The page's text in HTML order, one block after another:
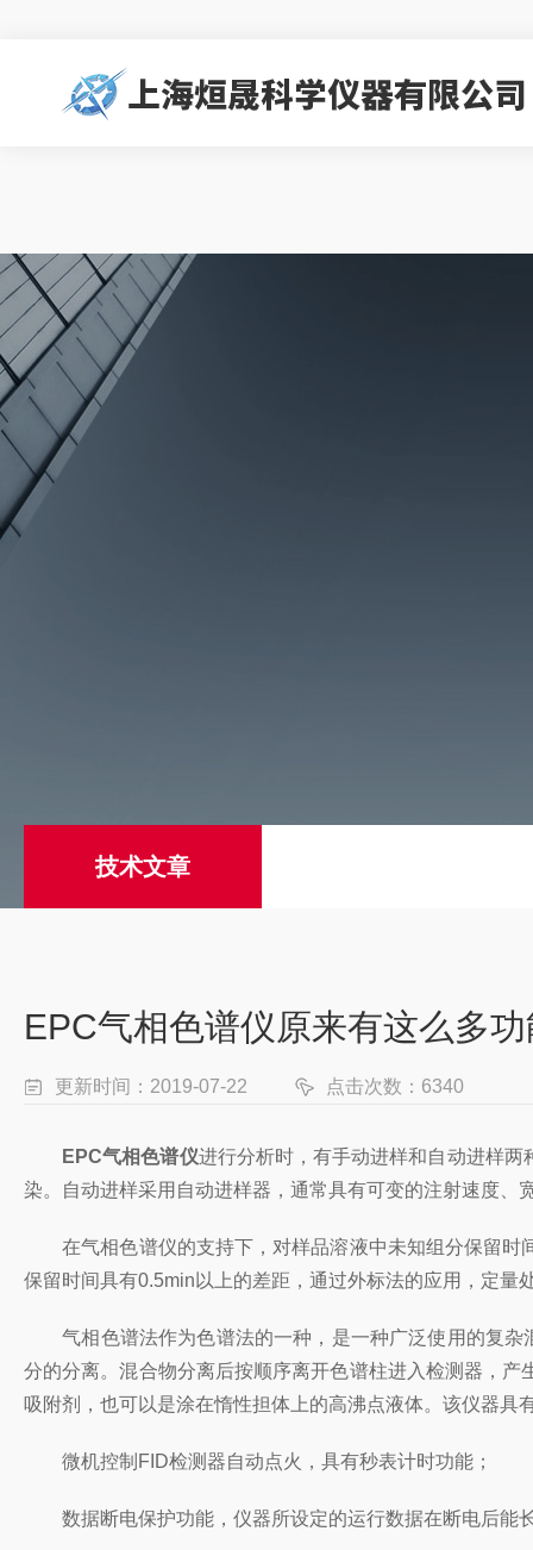
技术文章
EPC气相色谱仪原来有这么多
更新时间：2019-07-22 点击次数：6340
EPC气相色谱仪进行分析时，有手动进样和自动进样
染。自动进样采用自动进样器，通常具有可变的注射速度、
在气相色谱仪的支持下，对样品溶液中未知组分保留时
保留时间具有0.5min以上的差距，通过外标法的应用，定
气相色谱法作为色谱法的一种，是一种广泛使用的复杂
分的分离。混合物分离后按顺序离开色谱柱进入检测器，
吸附剂，也可以是涂在惰性担体上的高沸点液体。该仪器具
微机控制FID检测器自动点火，具有秒表计时功能；
数据断电保护功能，仪器所设定的运行数据在断电后能